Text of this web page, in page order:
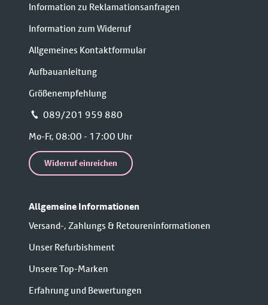
Information zu Reklamationsanfragen
Information zum Widerruf
Allgemeines Kontaktformular
Aufbauanleitung
Größenempfehlung
📞 089/201 959 880
Mo-Fr, 08:00 - 17:00 Uhr
Widerruf einreichen
Allgemeine Informationen
Versand-, Zahlungs & Retoureninformationen
Unser Refurbishment
Unsere Top-Marken
Erfahrung und Bewertungen